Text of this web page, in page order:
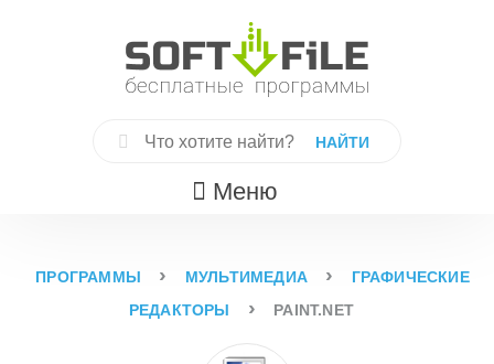
Найти:
Меню
ПРОГРАММЫ › МУЛЬТИМЕДИА ›
ГРАФИЧЕСКИЕ
РЕДАКТОРЫ
› PAINT.NET